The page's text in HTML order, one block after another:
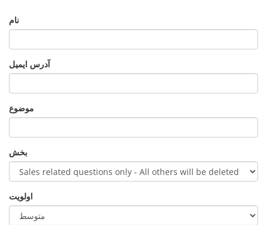
نام
آدرس ایمیل
موضوع
بخش
اولویت